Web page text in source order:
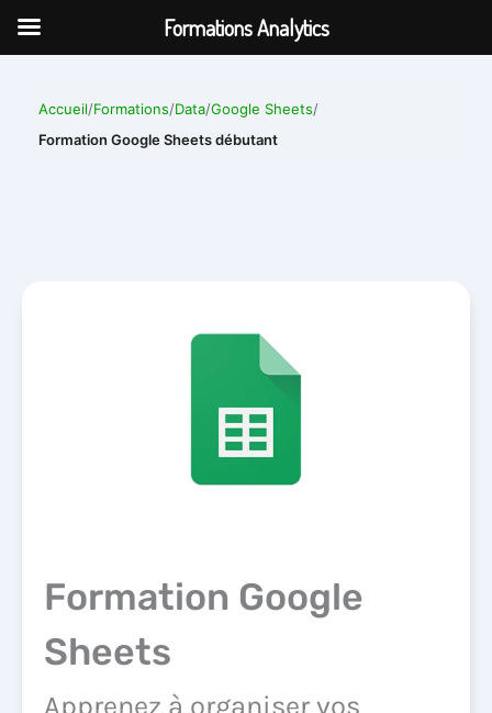
Aller
Accueil/Formations/Data/Google Sheets/
Formation Google Sheets débutant
Formation Google
Sheets
Apprenez à organiser vos
Formations Analytics